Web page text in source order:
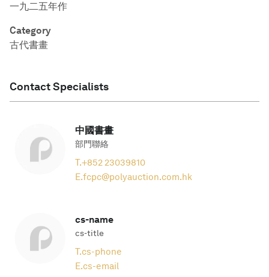
一九二五年作
Category
古代書畫
Contact Specialists
中國書畫
部門聯絡
T.+852 23039810
E.fcpc@polyauction.com.hk
cs-name
cs-title
T.cs-phone
E.cs-email